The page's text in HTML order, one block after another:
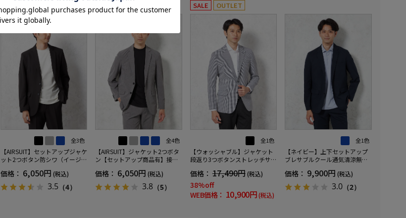
全3色
【AIRSUIT】セットアップジャケ
ット2つボタン防シワ（イージー
UVカット
価格： 6,050円 (税込)
3.5（4）
全4色
【AIRSUIT】ジャケット2つボタ
ン【セットアップ商品有】接触
価格： 6,050円 (税込)
3.8 （5）
SALE OUTLET
全1色
【ウォッシャブル】ジャケット
段返り3つボタンストレッチサッ
春夏
価格： 17,490円(税込)
38%off
WEB価格： 10,900円(税込)
全1色
【ネイビー】上下セットアップ
ブレサブルクール通気清涼無地
価格： 9,900円 (税込)
3.0 （2）